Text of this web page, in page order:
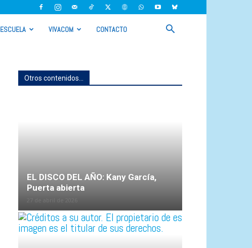
ESCUELA VIVACOM CONTACTO
Otros contenidos...
EL DISCO DEL AÑO: Kany García,
Puerta abierta
27 de abril de 2026